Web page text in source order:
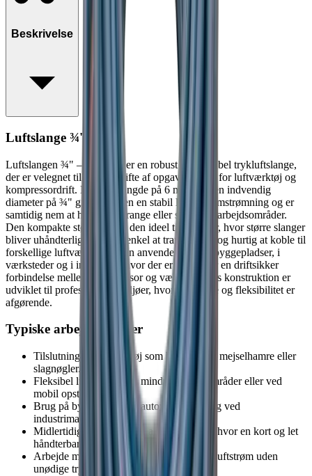
Beskrivelse
Luftslange ¾'' 15m
Luftslangen ¾" – 15 meter er en robust og fleksibel trykluftslange,
der er velegnet til en bred vifte af opgaver inden for luftværktøj og
kompressordrift. Med en længde på 6 meter og en indvendig
diameter på ¾" giver slangen en stabil luftgennemstrømning og er
samtidig nem at håndtere i trange eller skiftende arbejdsområder.
Den kompakte størrelse gør den ideel til opgaver, hvor større slanger
bliver uhåndterlige. Den er enkel at transportere og hurtig at koble til
forskellige luftværktøjer. Den anvendes ofte på byggepladser, i
værksteder og i industrien, hvor der er behov for en driftsikker
forbindelse mellem kompressor og værktøj. Dens konstruktion er
udviklet til professionelle miljøer, hvor slidstyrke og fleksibilitet er
afgørende.
Typiske arbejdsopgaver
Tilslutning af luftværktøj som boltpistoler, mejselhamre eller
slagnøgler.
Fleksibel luftforsyning i mindre arbejdsområder eller ved
mobil opstilling.
Brug på byggepladser, i autoværksteder og ved
industrimaskiner.
Midlertidige installationer af luftsystemer, hvor en kort og let
håndterbar slange er nødvendig.
Arbejde med udstyr, der kræver en stabil luftstrøm uden
unødige tryktab.